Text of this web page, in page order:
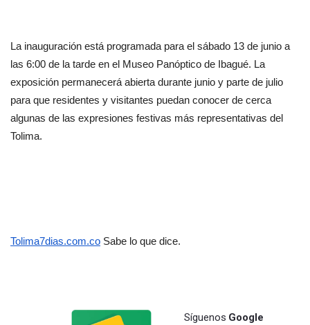
La inauguración está programada para el sábado 13 de junio a
las 6:00 de la tarde en el Museo Panóptico de Ibagué. La
exposición permanecerá abierta durante junio y parte de julio
para que residentes y visitantes puedan conocer de cerca
algunas de las expresiones festivas más representativas del
Tolima.
Tolima7dias.com.co Sabe lo que dice.
Síguenos Google